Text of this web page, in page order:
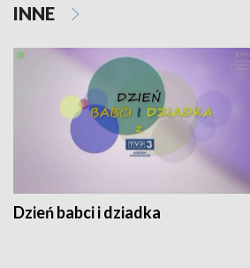
INNE
Dzień babci i dziadka